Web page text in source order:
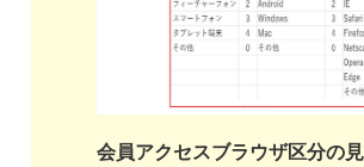
会員アクセスブラウザ区分の